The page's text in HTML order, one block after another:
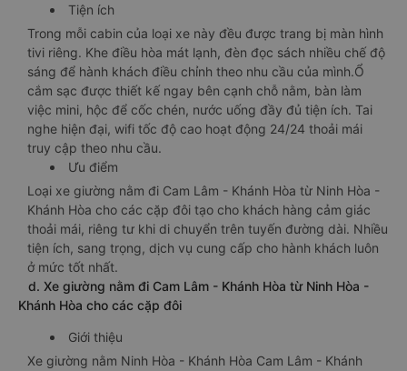
Tiện ích
Trong mỗi cabin của loại xe này đều được trang bị màn hình
tivi riêng. Khe điều hòa mát lạnh, đèn đọc sách nhiều chế độ
sáng để hành khách điều chỉnh theo nhu cầu của mình.Ổ
cắm sạc được thiết kế ngay bên cạnh chỗ nằm, bàn làm
việc mini, hộc để cốc chén, nước uống đầy đủ tiện ích. Tai
nghe hiện đại, wifi tốc độ cao hoạt động 24/24 thoải mái
truy cập theo nhu cầu.
Ưu điểm
Loại xe giường nằm đi Cam Lâm - Khánh Hòa từ Ninh Hòa -
Khánh Hòa cho các cặp đôi tạo cho khách hàng cảm giác
thoải mái, riêng tư khi di chuyển trên tuyến đường dài. Nhiều
tiện ích, sang trọng, dịch vụ cung cấp cho hành khách luôn
ở mức tốt nhất.
d. Xe giường nằm đi Cam Lâm - Khánh Hòa từ Ninh Hòa -
Khánh Hòa cho các cặp đôi
Giới thiệu
Xe giường nằm Ninh Hòa - Khánh Hòa Cam Lâm - Khánh